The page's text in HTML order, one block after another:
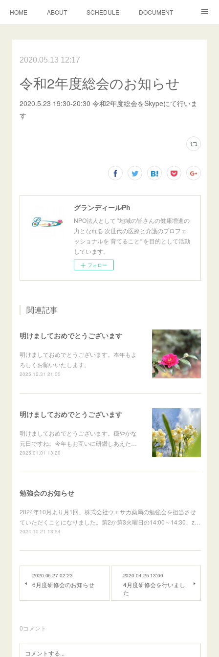
HOME ABOUT SCHEDULE DOCUMENT
2020.05.13 12:17
令和2年度総会のお知らせ
2020.5.23 19:30-20:30 令和2年度総会をSkypeにて行いま
す
グランディールPh
NPO法人として ‟地域の皆さんの健康増進の
力となれる 次世代の医療と介護のプロフェ
ッショナルを 育てること“ を目的として活動
しています。
フォロー
関連記事
明けましておめでとうございます
明けましておめでとうございます。本年もよ
ろしくお願いいたします。
2025.12.31 21:00
明けましておめでとうございます
明けましておめでとうございます。穏やかな
元日ですね。今年もお互いに研鑽しあえた…
2025.01.01 13:20
勉強会のお知らせ
2024年10月より月1回、株式会社ウエサカ薬局の勉強会を担当させ
ていただくことになりました。第2か第3火曜日の14:00～14:30、z…
2024.10.21 13:54
2020.06.27 02:23
6月度研修会のお知らせ
2020.04.25 13:00
4月度研修会を行いまし
た
0コメント